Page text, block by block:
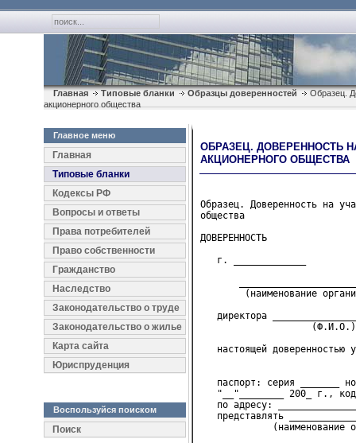
Главная Типовые бланки Образцы доверенностей
Образец.
акционерного общества
Главное меню
Главная
Типовые бланки
Кодексы РФ
Вопросы и ответы
Права потребителей
Право собственности
Гражданство
Наследство
Законодательство о труде
Законодательство о жилье
Карта сайта
Юриспруденция
Воспользуйся поиском
Поиск
ОБРАЗЕЦ. ДОВЕРЕННОСТЬ
АКЦИОНЕРНОГО ОБЩЕСТВА
Образец. Доверенность на
общества
ДОВЕРЕННОСТЬ
г. _____________
(наименование
директора
(Ф.И.О.)
настоящей доверенностью
паспорт: серия _______
"__"________ 200_ г., код
по адресу:
представлять
(наименование